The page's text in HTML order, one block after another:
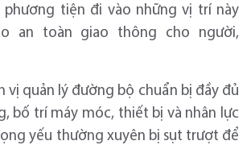
tiện đi vào những vị trí này
an toàn giao thông cho người,
vị quản lý đường bộ chuẩn bị đầy đủ
bố trí máy móc, thiết bị và nhân lực
yếu thường xuyên bị sụt trượt để